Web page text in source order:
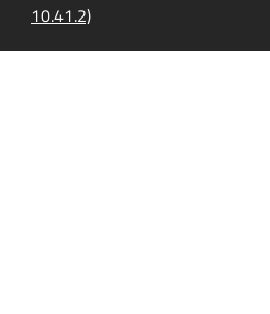
10.41.2)